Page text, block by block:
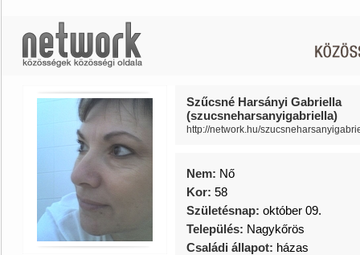
Szűcsné Harsányi Gabriella
(szucsneharsanyigabriella)
http://network.hu/
Nem: Nő
Kor: 58
Születésnap: október 09.
Település: Nagykőrös
Családi állapot: házas